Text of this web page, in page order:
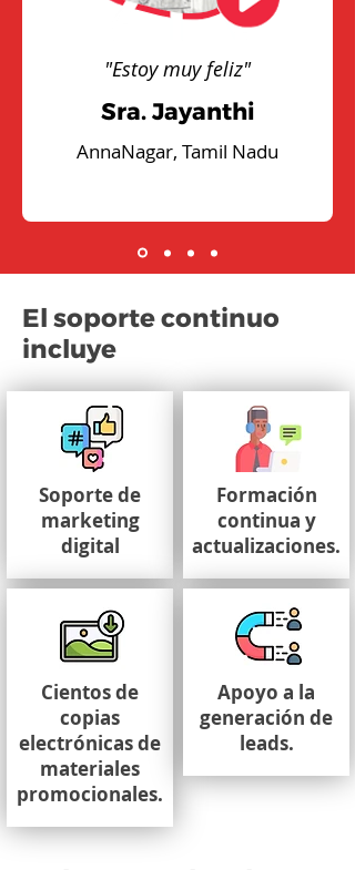
"Estoy muy feliz"
Sra. Jayanthi
AnnaNagar, Tamil Nadu
El soporte continuo
incluye
Soporte de
marketing
digital
Cientos de
copias
electrónicas de
materiales
promocionales.
Formación
continua y
actualizaciones.
Apoyo a la
generación de
leads.